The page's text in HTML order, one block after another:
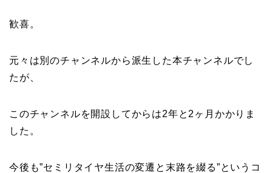
歓喜。
元々は別のチャンネルから派生した本チャンネルでし
たが、
このチャンネルを開設してからは2年と2ヶ月かかりま
した。
今後も”セミリタイヤ生活の変遷と末路を綴る”というコ